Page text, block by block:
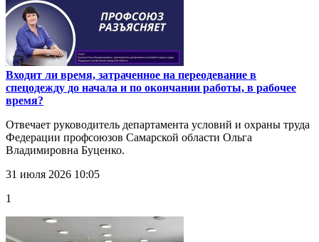
Входит ли время, затраченное на переодевание в
спецодежду до начала и по окончании работы, в рабочее
время?
Отвечает руководитель департамента условий и охраны труда
Федерации профсоюзов Самарской области Ольга
Владимировна Буценко.
31 июля 2026 10:05
1